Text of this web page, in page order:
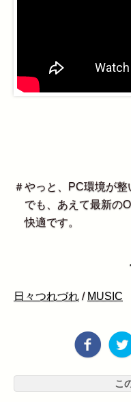
＃やっと、PC環境が整
でも、あえて最新の
快適です。
日々つれづれ / MUSIC
こ